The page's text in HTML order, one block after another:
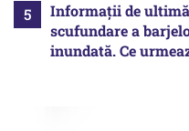
Informații de
scufundare a
inundată. Ce